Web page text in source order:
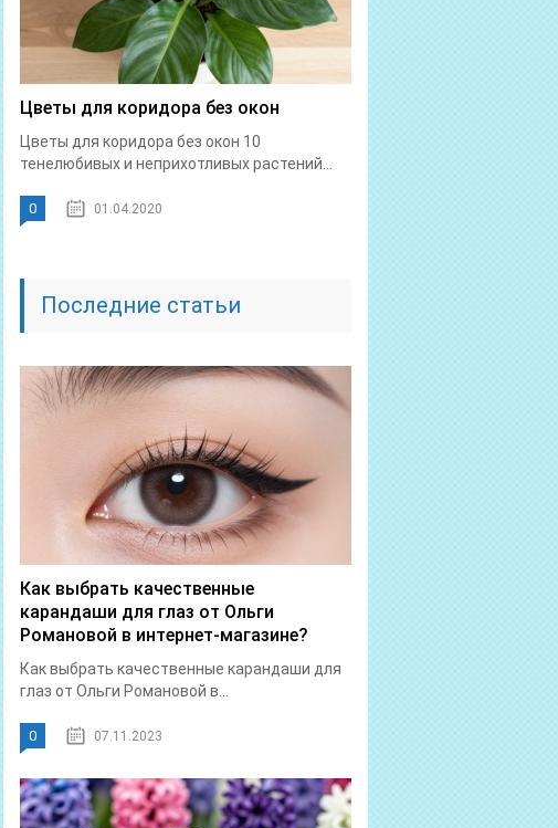
Цветы для коридора без окон
Цветы для коридора без окон 10
тенелюбивых и неприхотливых растений...
0 01.04.2020
Последние статьи
Как выбрать качественные
карандаши для глаз от Ольги
Романовой в интернет-магазине?
Как выбрать качественные карандаши для
глаз от Ольги Романовой в...
0 07.11.2023